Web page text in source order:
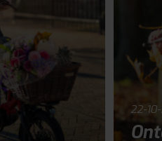
22-